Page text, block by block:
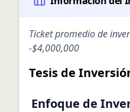
Ticket promedio de
-$4,000,000
Tesis de
Enfoque de